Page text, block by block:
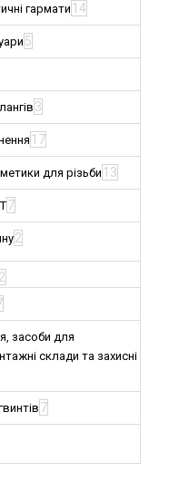
гармати 14
5
3
17
для різьби 13
7
2
засоби для
склади та захисні
7